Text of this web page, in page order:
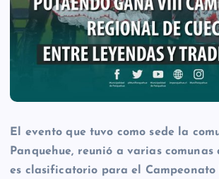
El evento que tuvo como sede la
Panquehue, reunió a varias
es clasificatorio para el